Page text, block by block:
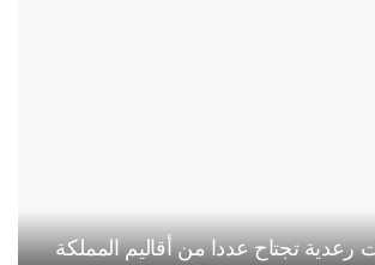
تجتاح عددا من أقاليم المملكة